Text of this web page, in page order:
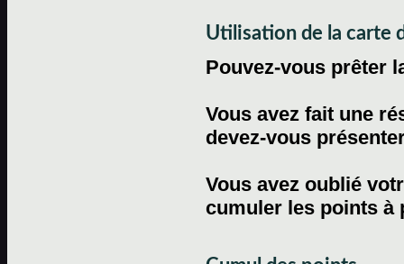
Utilisation de la carte
Pouvez-vous prêter
Vous avez fait une
devez-vous
Vous avez oublié
cumuler les points